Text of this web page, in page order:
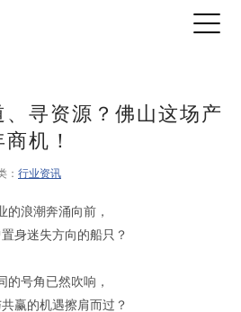
寻资源？佛山这场产
机！
： 行业资讯
的浪潮奔涌向前，
身迷失方向的船只？
的号角已然吹响，
赢的机遇擦肩而过？